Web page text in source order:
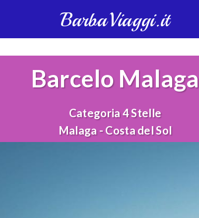
BarbaViaggi.it
Barcelo Malaga
Categoria 4 Stelle
Malaga - Costa del Sol